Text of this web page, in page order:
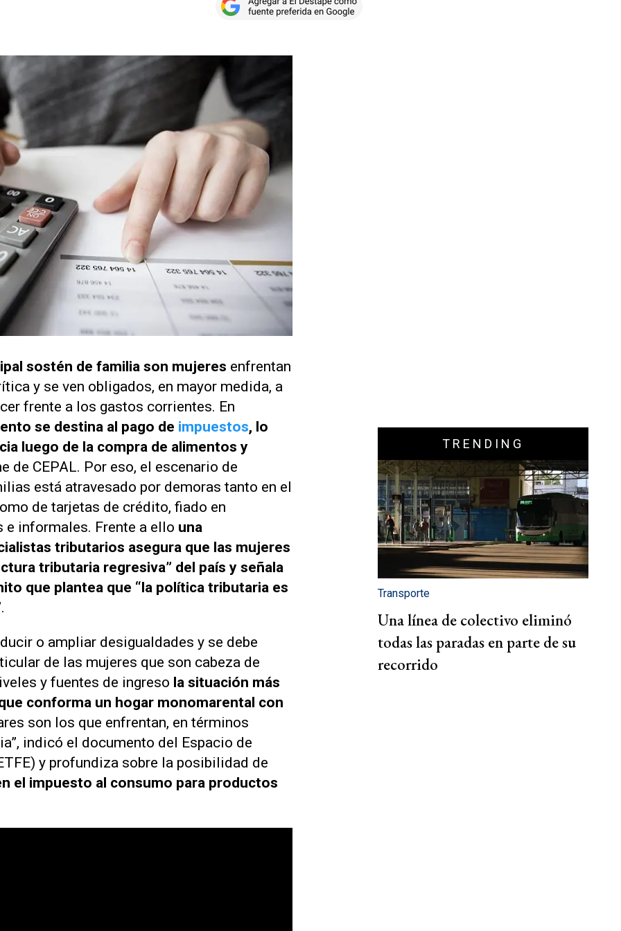
sostén de familia son mujeres enfrentan
y se ven obligados, en mayor medida, a
frente a los gastos corrientes. En
se destina al pago de impuestos, lo
luego de la compra de alimentos y
de CEPAL. Por eso, el escenario de
está atravesado por demoras tanto en el
de tarjetas de crédito, fiado en
informales. Frente a ello una
tributarios asegura que las mujeres
tributaria regresiva” del país y señala
que plantea que “la política tributaria es
.
o ampliar desigualdades y se debe
de las mujeres que son cabeza de
y fuentes de ingreso la situación más
conforma un hogar monomarental con
son los que enfrentan, en términos
indicó el documento del Espacio de
y profundiza sobre la posibilidad de
el impuesto al consumo para productos
TRENDING
Transporte
Una línea de colectivo eliminó
todas las paradas en parte de su
recorrido